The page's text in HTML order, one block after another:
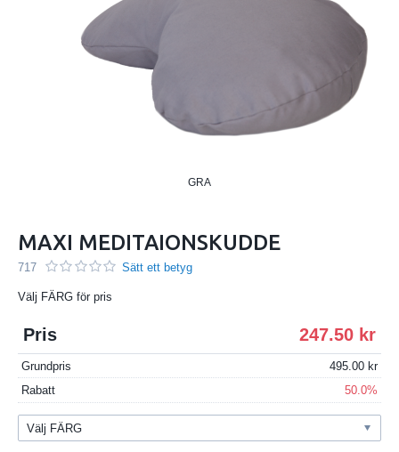
GRA
MAXI MEDITAIONSKUDDE
717 Sätt ett betyg
Välj FÄRG för pris
Pris 247.50
Grundpris
495.00
Rabatt
50.0%